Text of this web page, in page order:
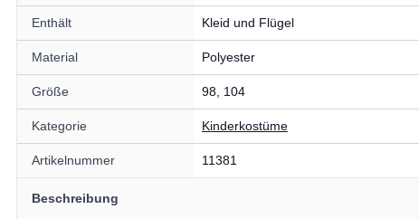
Enthält Kleid und Flügel
Material Polyester
Größe 98, 104
Kategorie Kinderkostüme
Artikelnummer 11381
Beschreibung